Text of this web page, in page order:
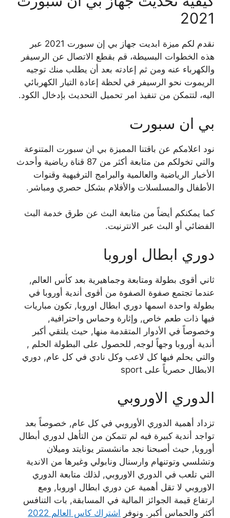
2021
نقدم لكم ميزة ابديت جهاز بي إن سبورت 2021 عبر
هذه الخطوات البسيطة، قم بقطع الاتصال عن الرسيفر
والكهرباء عنه ومن ثم إعادته بعد أن يطلب منك توجيه
الريموت نحو الرسيفر في لحظة إعادة التيار الكهربائي
اليه، لتتمكن من تنفيذ امر تحميل التحديث بإدخال الكود.
بي ان سبورت
نود اعلامكم عن باقتنا المميزة بي ان سبورت المتنوعة
والتي تخولكم من متابعة أكثر من 87 قناة رياضية وأحدث
الأخبار الرياضية والعالمية والبرامج الترفيهية وقنوات
الأطفال والمسلسلات والأفلام بشكل حصري ومباشر.
كما يمكنكم أيضاً من متابعة البث عن طرق خدمة البث
الفضائي أو البث عبر الانترنيت.
دوري ابطال اوروبا
ثاني أقوى بطولة ومتابعة وجماهيرية بعد كأس العالم,
عندما تجتمع صفوة الصفوة من أقوى أندية أوروبا في
بطولة واحدة اسمها دوري ابطال اوروبا, تكون مباريات
فيها ذات طعم خاص, وإثارة وحماس واحترافية,
وخصوصاً في الأدوار المتقدمة منها, حيث يلتقي أكبر
أندية أوروبا وجهاً لوجه, للحصول على البطولة الحلم ,
والتي يحلم فيها كل لاعب وكل نادي في كل عام, دوري
الابطال حصرياً على sport
الدوري الاوروبي
تزداد أهمية الدوري الأوروبي في كل عام, خصوصاً بعد
تواجد أندية كبيرة فيه لم تتمكن من التأهل لدوري أبطال
أوروبا, حيث أصبحنا نجد مانشستر يونايتد وميلان
وتشلسي وتوتنهام وارسنال ونابولي وغيرها من الاندية
التي تلعب في الدوري الاوروبي, لذلك متابعة الدوري
الاوروبي لا تقل أهمية عن دوري ابطال اوروبا, ومع
ارتفاع قيمة الجوائز المالية في المسابقة, بات التنافس
أكثر والحماس أكبر. ونوفر
اشتراك كاس العالم 2022